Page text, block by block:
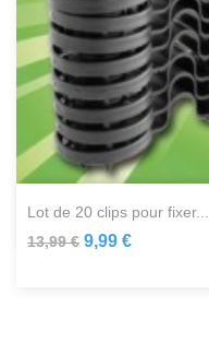
lot de 20 clips pour fixer...
13,99 € 9,99 €